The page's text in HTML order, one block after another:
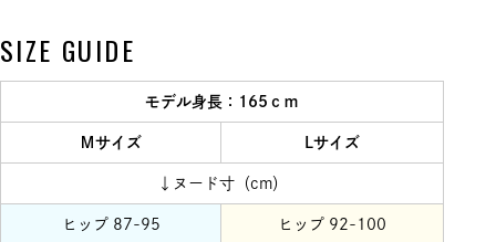
SIZE GUIDE
モデル身長：165ｃｍ
Ｍサイズ Lサイズ
↓ヌード寸（cm）
ヒップ 87-95 ヒップ 92-100